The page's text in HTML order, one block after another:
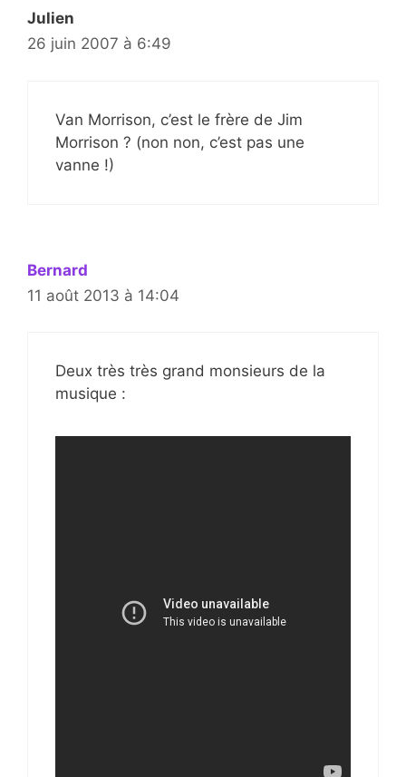
Julien
26 juin 2007 à 6:49
Van Morrison, c’est le frère de Jim
Morrison ? (non non, c’est pas une
vanne !)
Bernard
11 août 2013 à 14:04
Deux très très grand monsieurs de la
musique :